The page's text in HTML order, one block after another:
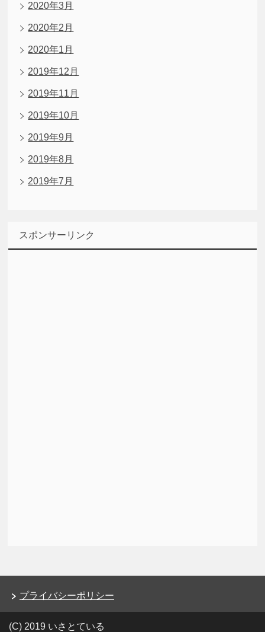
2020年3月
2020年2月
2020年1月
2019年12月
2019年11月
2019年10月
2019年9月
2019年8月
2019年7月
スポンサーリンク
プライバシーポリシー
(C) 2019 いさとている